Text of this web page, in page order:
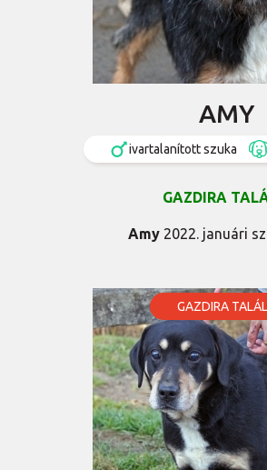
AMY
ivartalanított szuka
GAZDIRA
Amy 2022. januári
GAZDIRA